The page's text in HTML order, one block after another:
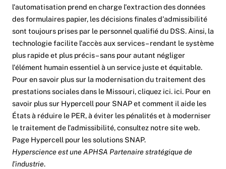
l'automatisation prend en charge l'extraction des données
des formulaires papier, les décisions finales d'admissibilité
sont toujours prises par le personnel qualifié du DSS. Ainsi, la
technologie facilite l'accès aux services – rendant le système
plus rapide et plus précis – sans pour autant négliger
l'élément humain essentiel à un service juste et équitable.
Pour en savoir plus sur la modernisation du traitement des
prestations sociales dans le Missouri, cliquez ici. ici. Pour en
savoir plus sur Hypercell pour SNAP et comment il aide les
États à réduire le PER, à éviter les pénalités et à moderniser
le traitement de l'admissibilité, consultez notre site web.
Page Hypercell pour les solutions SNAP.
Hyperscience est une APHSA Partenaire stratégique de
l’industrie.